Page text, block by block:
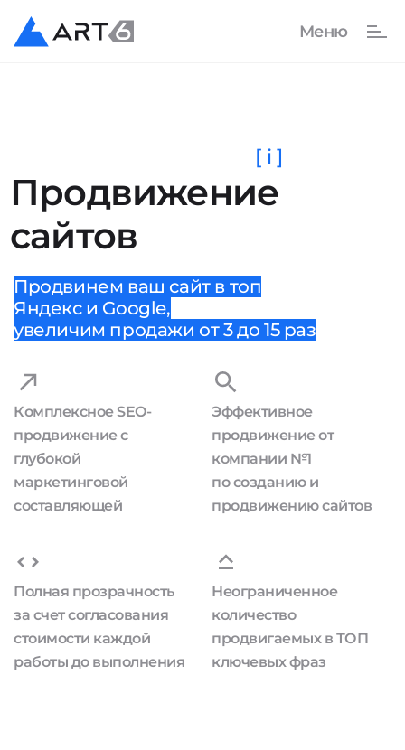
Продвижение
сайтов
[ i ]
Продвинем ваш сайт в топ
Яндекс и Google,
увеличим продажи от 3 до 15 раз
Комплексное SEO-
продвижение с
глубокой
маркетинговой
составляющей
Эффективное
продвижение от
компании №1
по созданию и
продвижению сайтов
Полная прозрачность
за счет согласования
стоимости каждой
работы до выполнения
Неограниченное
количество
продвигаемых в ТОП
ключевых фраз